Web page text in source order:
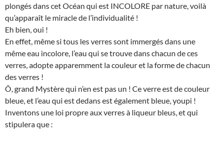
plongés dans cet Océan qui est INCOLORE par nature, voilà
qu’apparaît le miracle de l’individualité !
Eh bien, oui !
En effet, même si tous les verres sont immergés dans une
même eau incolore, l’eau qui se trouve dans chacun de ces
verres, adopte apparemment la couleur et la forme de chacun
des verres !
Ô, grand Mystère qui n’en est pas un ! Ce verre est de couleur
bleue, et l’eau qui est dedans est également bleue, youpi !
Inventons une loi propre aux verres à liqueur bleus, et qui
stipulera que :